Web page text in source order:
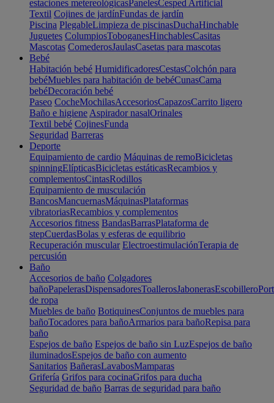
estaciones metereológicasPanelesCesped Artificial
Textil Cojines de jardínFundas de jardín
Piscina PlegableLimpieza de piscinasDuchaHinchable
Juguetes ColumpiosToboganesHinchablesCasitas
Mascotas ComederosJaulasCasetas para mascotas
Bebé
Habitación bebé HumidificadoresCestasColchón para
bebéMuebles para habitación de bebéCunasCama
bebéDecoración bebé
Paseo CocheMochilasAccesoriosCapazosCarrito ligero
Baño e higiene Aspirador nasalOrinales
Textil bebé CojinesFunda
Seguridad Barreras
Deporte
Equipamiento de cardio Máquinas de remoBicicletas
spinningElípticasBicicletas estáticasRecambios y
complementosCintasRodillos
Equipamiento de musculación
BancosMancuernasMáquinasPlataformas
vibratoriasRecambios y complementos
Accesorios fitness BandasBarrasPlataforma de
stepCuerdasBolas y esferas de equilibrio
Recuperación muscular ElectroestimulaciónTerapia de
percusión
Baño
Accesorios de baño Colgadores
bañoPapelerasDispensadoresToallerosJabonerasEscobillero
de ropa
Muebles de baño BotiquinesConjuntos de muebles para
bañoTocadores para bañoArmarios para bañoRepisa para
baño
Espejos de baño Espejos de baño sin LuzEspejos de baño
iluminadosEspejos de baño con aumento
Sanitarios BañerasLavabosMamparas
Grifería Grifos para cocinaGrifos para ducha
Seguridad de baño Barras de seguridad para baño